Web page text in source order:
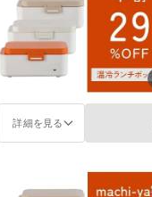
詳細を見る